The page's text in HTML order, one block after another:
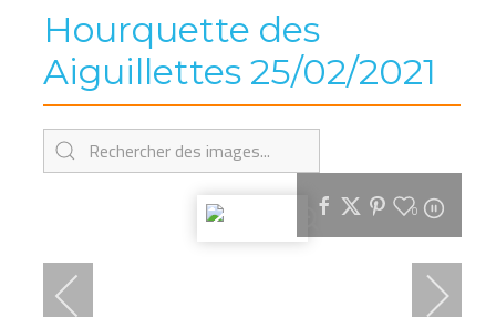
Hourquette des
Aiguillettes 25/02/2021
0